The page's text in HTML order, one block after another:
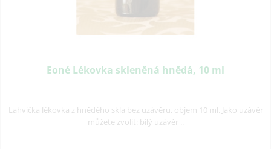
Eoné Lékovka skleněná hnědá, 10 ml
Lahvička lékovka z hnědého skla bez uzávěru, objem 10 ml. Jako uzávěr
můžete zvolit: bílý uzávěr ..